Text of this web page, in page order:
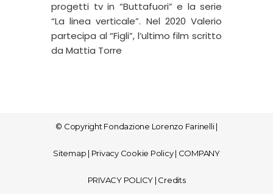
progetti tv in “Buttafuori” e la serie
“La linea verticale”. Nel 2020 Valerio
partecipa al “Figli”, l’ultimo film scritto
da Mattia Torre
© CopyrightFondazione Lorenzo Farinelli|
Sitemap | Privacy Cookie Policy| COMPANY
PRIVACY POLICY | Credits